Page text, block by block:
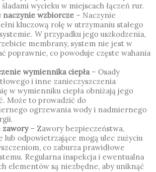
wycieku w miejscach łączeń rur.
naczynie wzbiorcze – Naczynie
kluczową rolę w utrzymaniu stałego
W przypadku jego uszkodzenia,
membrany, system nie jest w
poprawnie, co powoduje częste wahania
wymiennika ciepła– Osady
i inne zanieczyszczenia
w wymienniku ciepła obniżają jego
Może to prowadzić do
ogrzewania wody i nadmiernego
zawory– Zawory bezpieczeństwa,
lub odpowietrzające mogą ulec zużyciu
co zaburza prawidłowe
Regularna inspekcja i ewentualna
elementów są niezbędne, aby uniknąć